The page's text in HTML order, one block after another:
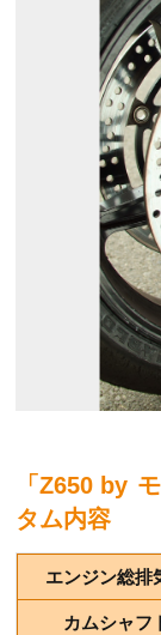
「Z650 by
タム内容
エンジン総排
カムシャフ